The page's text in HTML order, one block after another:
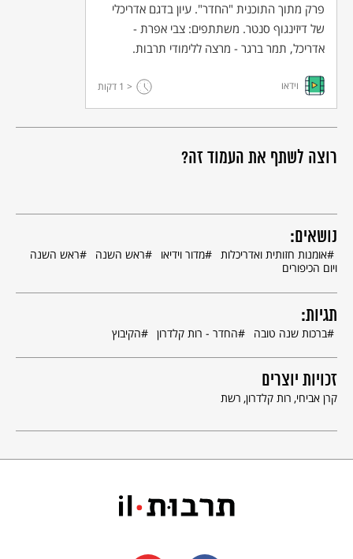
רוצה לשתף את העמוד זה?
פרק מתוך התוכנית "החדר". עיון בדגם אדריכלי
של דיזינגוף סנטר. משתתפים: צבי אפרת -
אדריכל, תמר ברגר - מרצה ללימודי תרבות.
וידאו < 1 דקות
נושאים:
אומנות חזותית ואדריכלות מדור וידיאו ראש השנה
ראש השנה
ויום הכיפורים
תגיות:
ברכות שנה טובה החדר - רות קלדרון הקיבוץ
זכויות יוצרים
קרן אביחי רות קלדרון רשת